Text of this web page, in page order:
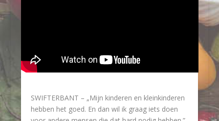
SWIFTERBANT – „Mijn kinderen en kleinkinderen
hebben het goed. En dan wil ik graag iets doen